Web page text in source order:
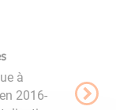
à
2016-